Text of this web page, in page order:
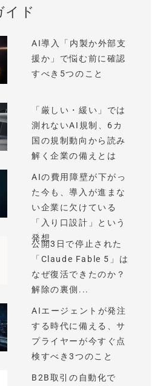
イド
AI導入「内製か外部支
援か」で悩む前に確認
すべき5つのこと
「厳しい・緩い」では
測れないAI規制、6カ
国の規制動向から読み
解く企業の備えとは
AIの費用障壁が下がっ
た今も、導入が進まな
い企業に欠けている
「入り口設計」という
発想
公開3日で停止された
「Claude Fable 5」は
なぜ復活できたのか？
解除の裏側...
AIエージェントが発注
する時代に備える、サ
プライヤーが今すぐ点
検すべき3つのこと
B2B取引の自動化で